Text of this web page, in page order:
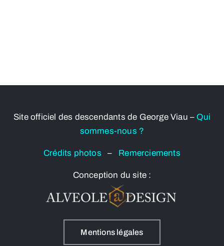
Site officiel des descendants de George Viau – Qui
sommes-nous ?
Crédits photos– Remerciements
Conception du site :
Mentions légales